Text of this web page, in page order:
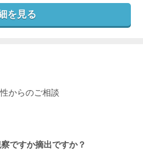
を見る
からのご相談
ですか摘出ですか？